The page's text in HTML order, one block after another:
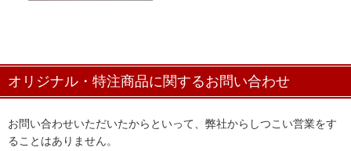
オリジナル・特注商品に関するお問い合わせ
お問い合わせいただいたからといって、弊社からしつこい営業をす
ることはありません。